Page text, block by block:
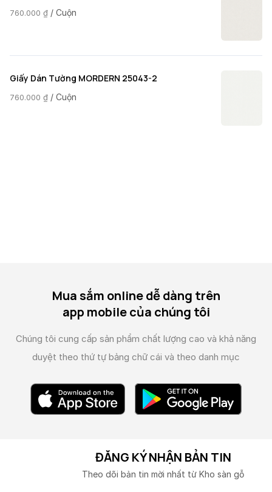
760.000 ₫ / Cuộn
Giấy Dán Tường MORDERN 25043-2
760.000 ₫ / Cuộn
Mua sắm online dễ dàng trên
app mobile của chúng tôi
Chúng tôi cung cấp sản phẩm chất lượng cao và khả năng
duyệt theo thứ tự bảng chữ cái và theo danh mục
ĐĂNG KÝ NHẬN BẢN TIN
Theo dõi bản tin mời nhất từ Kho sàn gỗ